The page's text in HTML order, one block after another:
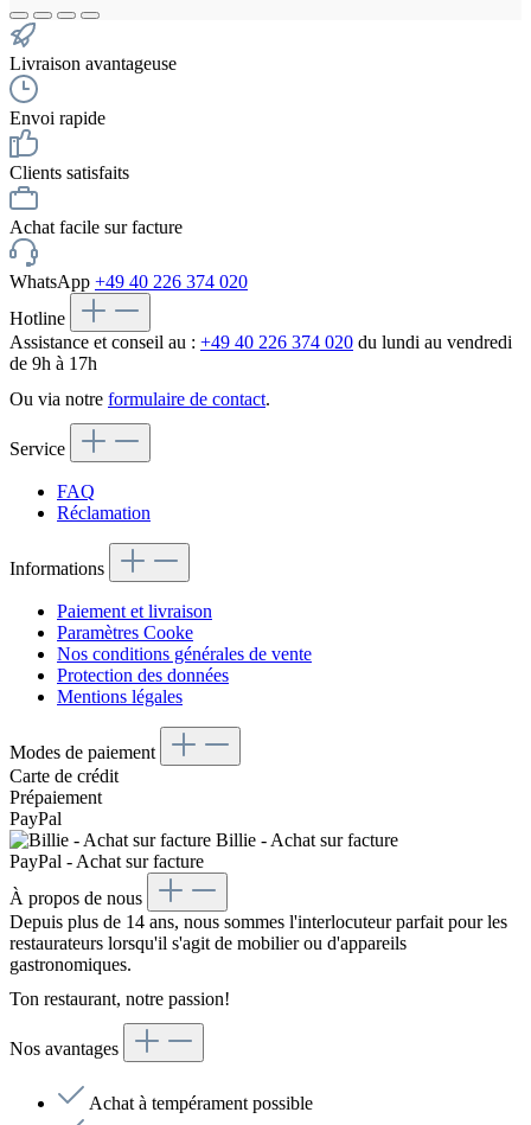
Livraison avantageuse
Envoi rapide
Clients satisfaits
Achat facile sur facture
WhatsApp +49 40 226 374 020
Hotline
Assistance et conseil au : +49 40 226 374 020 du lundi au vendredi
de 9h à 17h
Ou via notre formulaire de contact.
Service
FAQ
Réclamation
Informations
Paiement et livraison
Paramètres Cooke
Nos conditions générales de vente
Protection des données
Mentions légales
Modes de paiement
Carte de crédit
Prépaiement
PayPal
Billie - Achat sur facture
PayPal - Achat sur facture
À propos de nous
Depuis plus de 14 ans, nous sommes l'interlocuteur parfait pour les
restaurateurs lorsqu'il s'agit de mobilier ou d'appareils
gastronomiques.
Ton restaurant, notre passion!
Nos avantages
Achat à tempérament possible